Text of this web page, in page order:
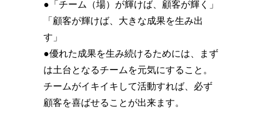
●「チーム（場）が輝けば、顧客が輝く」
「顧客が輝けば、大きな成果を生み出
す」
●優れた成果を生み続けるためには、まず
は土台となるチームを元気にすること。
チームがイキイキして活動すれば、必ず
顧客を喜ばせることが出来ます。